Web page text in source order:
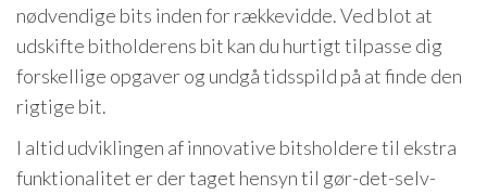
nødvendige bits inden for rækkevidde. Ved blot at
udskifte bitholderens bit kan du hurtigt tilpasse dig
forskellige opgaver og undgå tidsspild på at finde den
rigtige bit.
I altid udviklingen af innovative bitsholdere til ekstra
funktionalitet er der taget hensyn til gør-det-selv-